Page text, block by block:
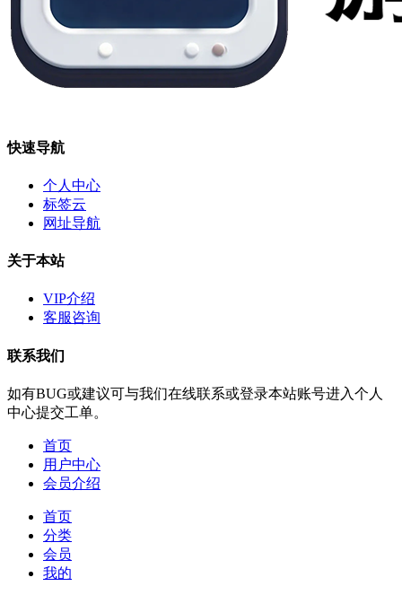
快速导航
个人中心
标签云
网址导航
关于本站
VIP介绍
客服咨询
联系我们
如有BUG或建议可与我们在线联系或登录本站账号进入个人
中心提交工单。
首页
用户中心
会员介绍
首页
分类
会员
我的